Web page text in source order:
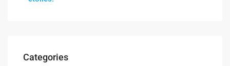
Categories